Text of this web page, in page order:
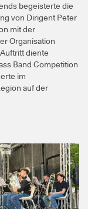
begeisterte die
von Dirigent Peter
mit der
Organisation
diente
Band Competition
im
auf der